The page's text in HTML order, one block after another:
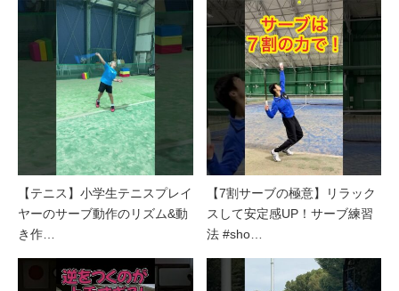
【テニス】小学生テニスプレイ
ヤーのサーブ動作のリズム&動
き作…
【7割サーブの極意】リラック
スして安定感UP！サーブ練習
法 #sho…